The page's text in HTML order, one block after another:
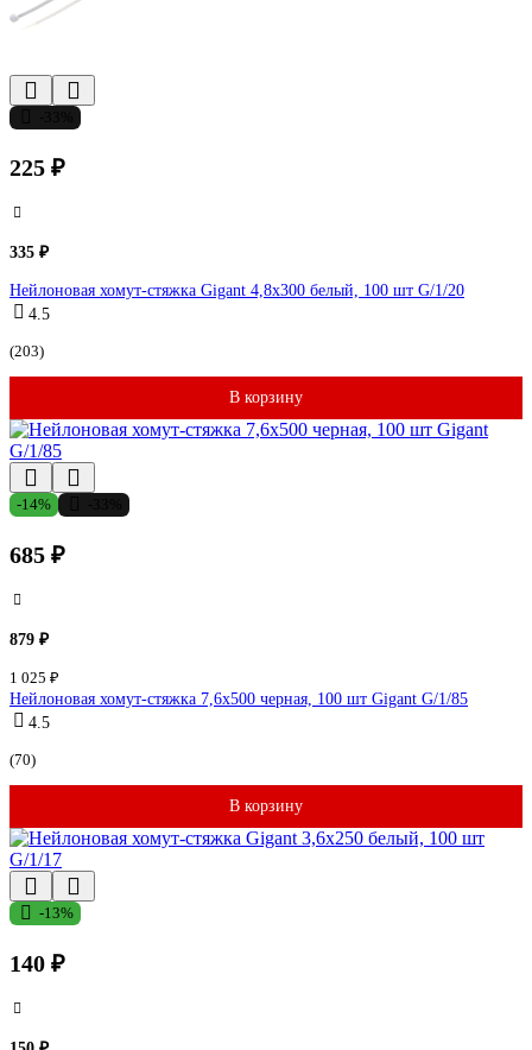
225 ₽
335 ₽
Нейлоновая хомут-стяжка Gigant 4,8х300 белый, 100 шт G/1/20
4.5
(203)
В корзину
-14%
685 ₽
879 ₽
1 025 ₽
Нейлоновая хомут-стяжка 7,6х500 черная, 100 шт Gigant G/1/85
4.5
(70)
В корзину
-13%
140 ₽